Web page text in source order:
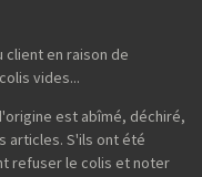
client en raison de
vides...
est abîmé, déchiré,
articles. S'ils ont été
refuser le colis et noter